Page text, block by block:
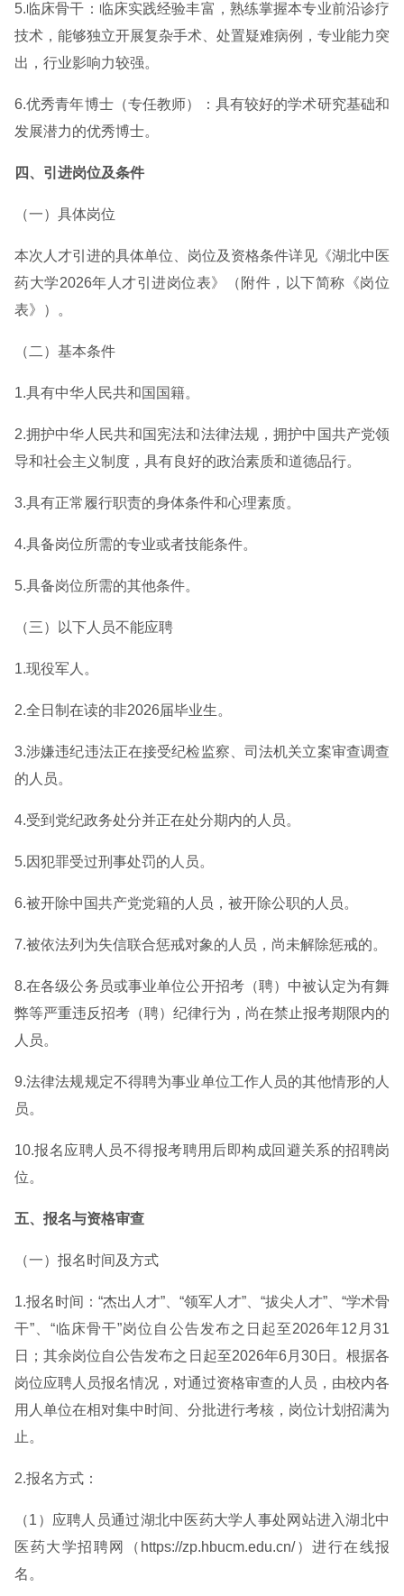
5.临床骨干：临床实践经验丰富，熟练掌握本专业前沿诊疗
技术，能够独立开展复杂手术、处置疑难病例，专业能力突
出，行业影响力较强。
6.优秀青年博士（专任教师）：具有较好的学术研究基础和
发展潜力的优秀博士。
四、引进岗位及条件
（一）具体岗位
本次人才引进的具体单位、岗位及资格条件详见《湖北中医
药大学2026年人才引进岗位表》（附件，以下简称《岗位
表》）。
（二）基本条件
1.具有中华人民共和国国籍。
2.拥护中华人民共和国宪法和法律法规，拥护中国共产党领
导和社会主义制度，具有良好的政治素质和道德品行。
3.具有正常履行职责的身体条件和心理素质。
4.具备岗位所需的专业或者技能条件。
5.具备岗位所需的其他条件。
（三）以下人员不能应聘
1.现役军人。
2.全日制在读的非2026届毕业生。
3.涉嫌违纪违法正在接受纪检监察、司法机关立案审查调查
的人员。
4.受到党纪政务处分并正在处分期内的人员。
5.因犯罪受过刑事处罚的人员。
6.被开除中国共产党党籍的人员，被开除公职的人员。
7.被依法列为失信联合惩戒对象的人员，尚未解除惩戒的。
8.在各级公务员或事业单位公开招考（聘）中被认定为有舞
弊等严重违反招考（聘）纪律行为，尚在禁止报考期限内的
人员。
9.法律法规规定不得聘为事业单位工作人员的其他情形的人
员。
10.报名应聘人员不得报考聘用后即构成回避关系的招聘岗
位。
五、报名与资格审查
（一）报名时间及方式
1.报名时间：“杰出人才”、“领军人才”、“拔尖人才”、“学术骨
干”、“临床骨干”岗位自公告发布之日起至2026年12月31
日；其余岗位自公告发布之日起至2026年6月30日。根据各
岗位应聘人员报名情况，对通过资格审查的人员，由校内各
用人单位在相对集中时间、分批进行考核，岗位计划招满为
止。
2.报名方式：
（1）应聘人员通过湖北中医药大学人事处网站进入湖北中
医药大学招聘网（https://zp.hbucm.edu.cn/）进行在线报
名。